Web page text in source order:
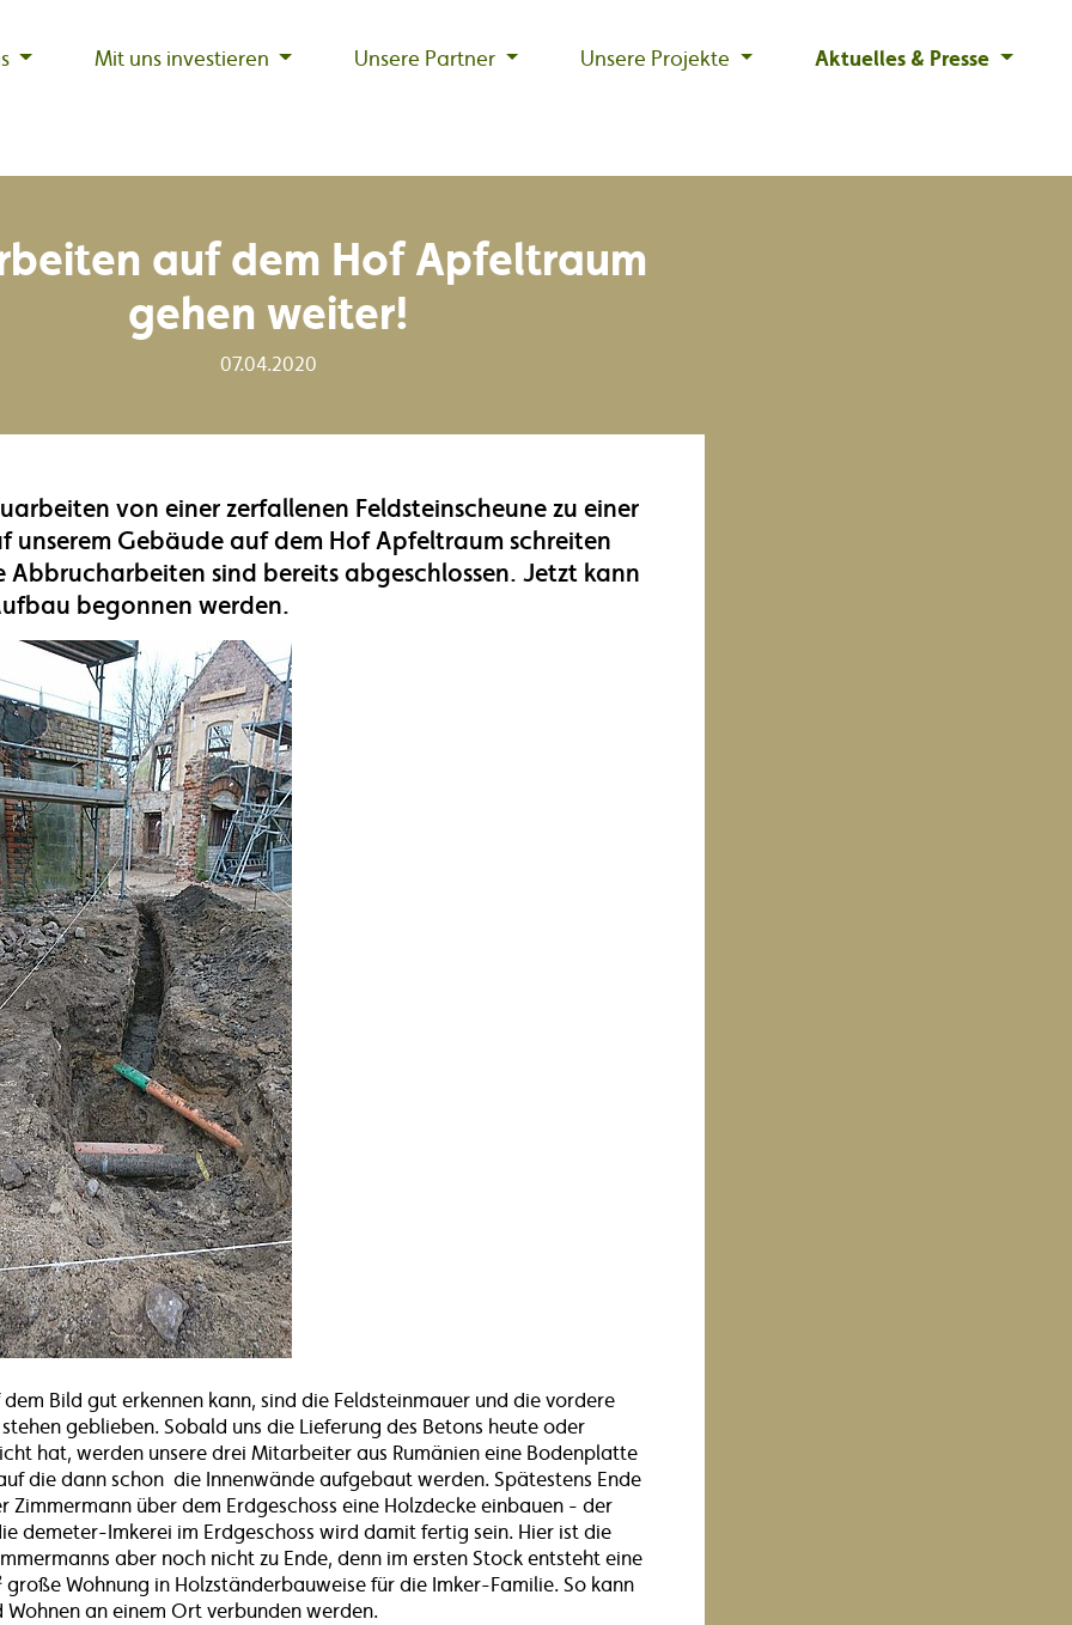
Mit uns investieren Unsere Partner Unsere Projekte Aktuelles & Presse
auf dem Hof Apfeltraum
gehen weiter!
07.04.2020
von einer zerfallenen Feldsteinscheune zu einer
unserem Gebäude auf dem Hof Apfeltraum schreiten
Abbrucharbeiten sind bereits abgeschlossen. Jetzt kann
begonnen werden.
Bild gut erkennen kann, sind die Feldsteinmauer und die vordere
geblieben. Sobald uns die Lieferung des Betons heute oder
hat, werden unsere drei Mitarbeiter aus Rumänien eine Bodenplatte
die dann schon die Innenwände aufgebaut werden. Spätestens Ende
Zimmermann über dem Erdgeschoss eine Holzdecke einbauen - der
demeter-Imkerei im Erdgeschoss wird damit fertig sein. Hier ist die
aber noch nicht zu Ende, denn im ersten Stock entsteht eine
große Wohnung in Holzständerbauweise für die Imker-Familie. So kann
Wohnen an einem Ort verbunden werden.